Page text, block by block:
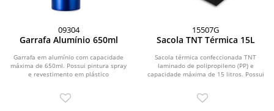
09304
Garrafa Alumínio 650ml
Garrafa em alumínio com capacidade
máxima de 650ml. Possui pintura spray
e revestimento em plástico
15507G
Sacola TNT Térmica 15L
Sacola térmica confeccionada TNT
laminado de polipropileno (PP) e
capacidade máxima de 15 litros. Possui